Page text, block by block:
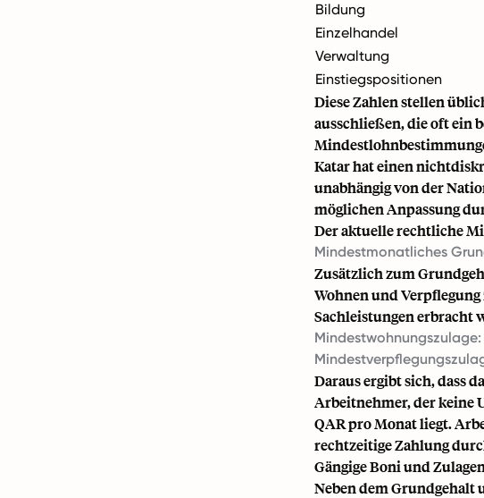
Bildung
Einzelhandel
Verwaltung
Einstiegspositionen
Diese Zahlen stellen
ausschließen, die oft ein
Katar hat einen
unabhängig von der
möglichen Anpassung
Der aktuelle rechtliche
Mindestmonatliches
Zusätzlich zum
Wohnen und
Sachleistungen erbracht
Mindestwohnungszulage:
Daraus ergibt sich, dass
Arbeitnehmer, der keine
QAR pro Monat liegt.
rechtzeitige Zahlung
Gängige Boni und Zulagen
Neben dem Grundgehalt